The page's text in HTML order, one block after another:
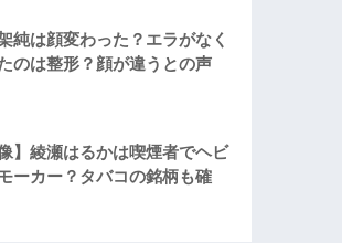
純は顔変わった？エラがなく
のは整形？顔が違うとの声
像】綾瀬はるかは喫煙者でヘビ
ーカー？タバコの銘柄も確